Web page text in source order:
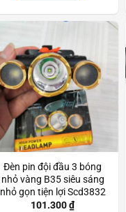
Đèn pin đội đầu 3 bóng
nhỏ vàng B35 siêu sáng
nhỏ gọn tiện lợi Scd3832
101.300₫